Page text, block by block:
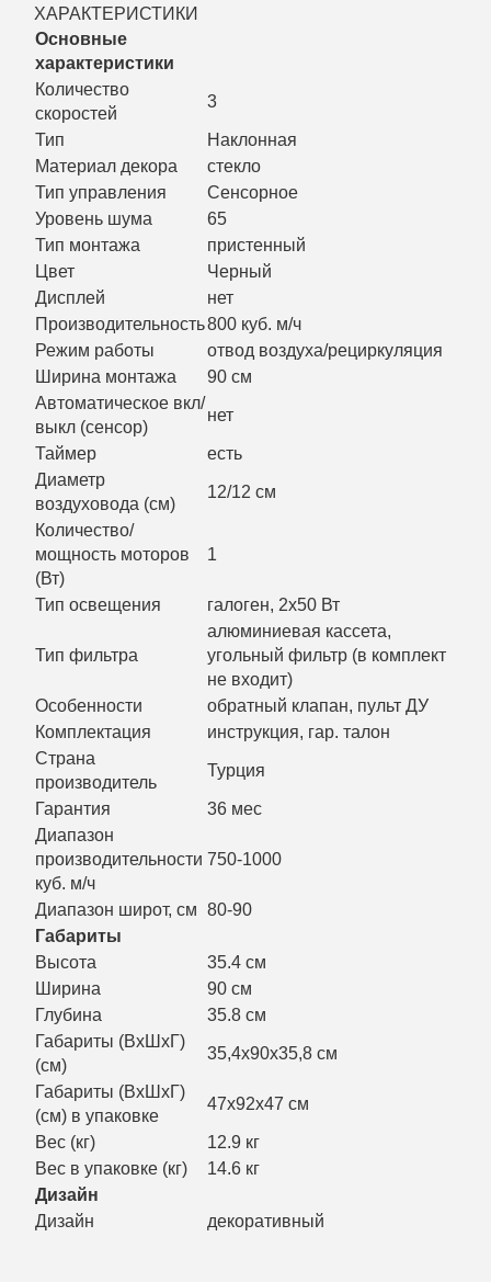
ХАРАКТЕРИСТИКИ
Основные
характеристики
Количество
скоростей
3
Тип
Наклонная
Материал декора
стекло
Тип управления
Сенсорное
Уровень шума
65
Тип монтажа
пристенный
Цвет
Черный
Дисплей
нет
Производительность800 куб. м/ч
Режим работы
отвод воздуха/рециркуляция
Ширина монтажа
90 см
Автоматическое вкл/
выкл (сенсор)
нет
Таймер
есть
Диаметр
воздуховода (см)
12/12 см
Количество/
мощность моторов
(Вт)
1
Тип освещения галоген, 2х50 Вт
Тип фильтра
алюминиевая кассета,
угольный фильтр (в комплект
не входит)
Особенности
обратный клапан, пульт ДУ
Комплектация
инструкция, гар. талон
Страна
производитель
Турция
Гарантия
36 мес
Диапазон
производительности
куб. м/ч
750-1000
Диапазон широт, см 80-90
Габариты
Высота
35.4 см
Ширина
90 см
Глубина
35.8 см
Габариты (ВхШхГ)
(см)
35,4х90х35,8 см
Габариты (ВхШхГ)
(см) в упаковке
47х92х47 см
Вес (кг)
12.9 кг
Вес в упаковке (кг)
14.6 кг
Дизайн
Дизайн
декоративный